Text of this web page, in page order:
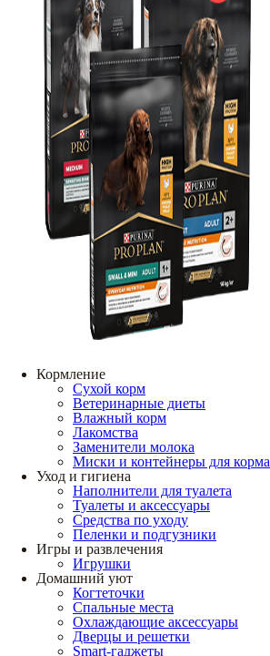
Кормление
Сухой корм
Ветеринарные диеты
Влажный корм
Лакомства
Заменители молока
Миски и контейнеры для корма
Уход и гигиена
Наполнители для туалета
Туалеты и аксессуары
Средства по уходу
Пеленки и подгузники
Игры и развлечения
Игрушки
Домашний уют
Когтеточки
Спальные места
Охлаждающие аксессуары
Дверцы и решетки
Smart-гаджеты